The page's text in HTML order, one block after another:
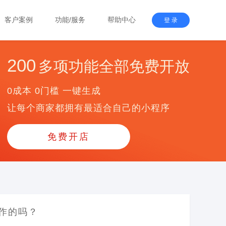
客户案例 功能/服务 帮助中心 登 录
200 多项功能全部免费开放
0成本 0门槛 一键生成
让每个商家都拥有最适合自己的小程序
免费开店
的吗？